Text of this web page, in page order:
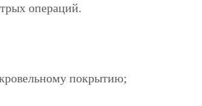
операций.
покрытию;